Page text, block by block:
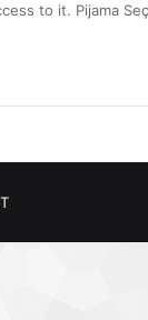
to it. Pijama